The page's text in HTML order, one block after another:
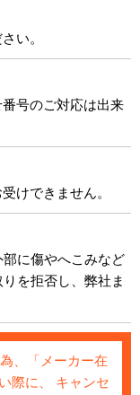
い。
号のご対応は出来
けできません。
に傷やへこみなど
を拒否し、弊社ま
、「メーカー在
際に、 キャンセ